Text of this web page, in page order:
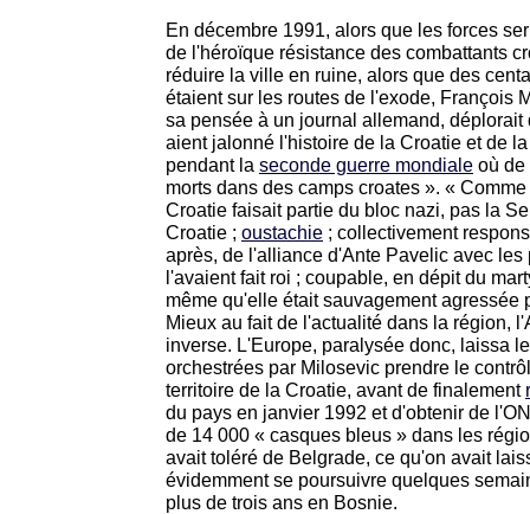
En décembre 1991, alors que les forces
de l'héroïque résistance des combattants
réduire la ville en ruine, alors que des
étaient sur les routes de l'exode, François
sa pensée à un journal allemand,
aient jalonné l'histoire de la Croatie et de
pendant la seconde guerre mondiale où de
morts dans des camps croates ». «
Croatie faisait partie du bloc nazi, pas la
Croatie ; oustachie ; collectivement
après, de l'alliance d'Ante Pavelic avec
l'avaient fait roi ; coupable, en dépit du
même qu'elle était sauvagement agressée
Mieux au fait de l'actualité dans la région,
inverse. L'Europe, paralysée donc, laissa
orchestrées par Milosevic prendre le
territoire de la Croatie, avant de finalement
du pays en janvier 1992 et d'obtenir de
de 14 000 « casques bleus » dans les
avait toléré de Belgrade, ce qu'on avait
évidemment se poursuivre quelques
plus de trois ans en Bosnie.